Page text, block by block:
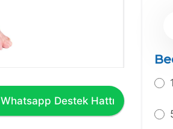
Whatsapp Destek Hattı
1